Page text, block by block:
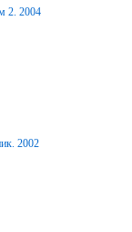
2. 2004
2002